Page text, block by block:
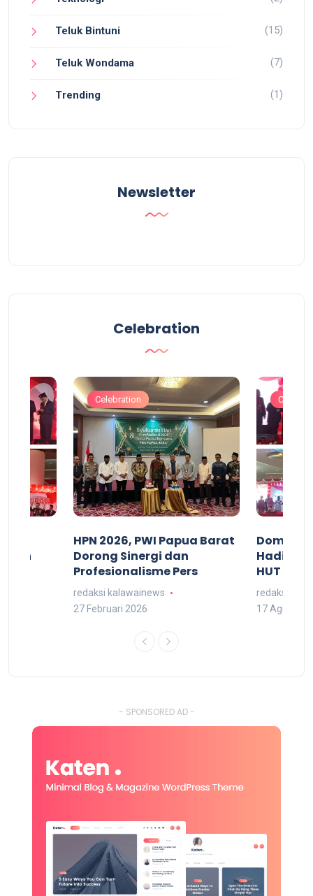
Teluk Bintuni (15)
Teluk Wondama (7)
Trending (1)
Newsletter
Celebration
Celebration
HPN 2026, PWI Papua Barat
Dorong Sinergi dan
Profesionalisme Pers
redaksi kalawainews
27 Februari 2026
Hadiri
HUT RI
redaksi
17 Agustus
- SPONSORED AD -